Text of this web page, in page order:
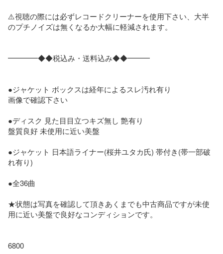
⚠️視聴の際には必ずレコードクリーナーを使用下さい、大半
のプチノイズは無くなるか大幅に軽減されます。
━━━━◆◆税込み・送料込み◆◆━━━
●ジャケット ボックスは経年によるスレ汚れ有り
画像で確認下さい
●ディスク 見た目目立つキズ無し 艶有り
盤質良好 未使用に近い美盤
●ジャケット 日本語ライナー(桜井ユタカ氏) 帯付き(帯一部破
れ有り)
●全36曲
★状態は写真を確認して頂きあくまでも中古商品ですが未使
用に近い美盤で良好なコンディションです。
6800